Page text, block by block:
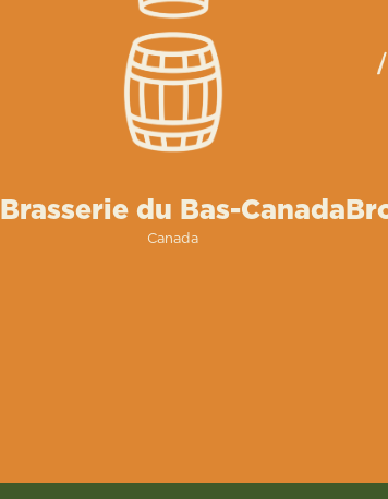
Brasserie du Bas-Canada
Canada